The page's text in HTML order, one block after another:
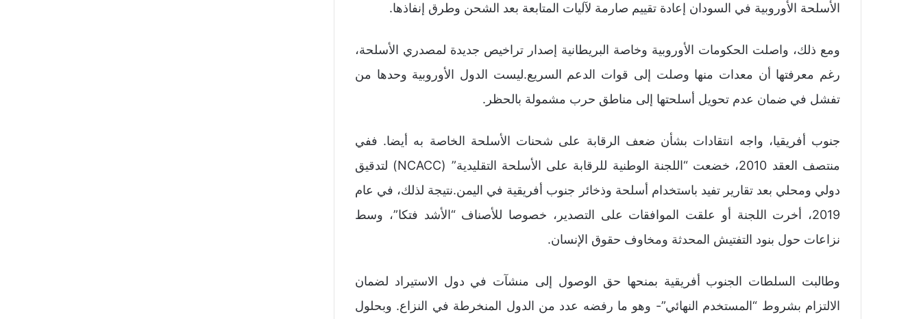
الأسلحة الأوروبية في السودان إعادة تقييم صارمة لآليات المتابعة بعد الشحن وطرق إنفاذها.
ومع ذلك، واصلت الحكومات الأوروبية وخاصة البريطانية إصدار تراخيص جديدة لمصدري الأسلحة،
رغم معرفتها أن معدات منها وصلت إلى قوات الدعم السريع.ليست الدول الأوروبية وحدها من
تفشل في ضمان عدم تحويل أسلحتها إلى مناطق حرب مشمولة بالحظر.
جنوب أفريقيا، واجه انتقادات بشأن ضعف الرقابة على شحنات الأسلحة الخاصة به أيضا. ففي
منتصف العقد 2010، خضعت “اللجنة الوطنية للرقابة على الأسلحة التقليدية” (NCACC) لتدقيق
دولي ومحلي بعد تقارير تفيد باستخدام أسلحة وذخائر جنوب أفريقية في اليمن.نتيجة لذلك، في عام
2019، أخرت اللجنة أو علقت الموافقات على التصدير، خصوصا للأصناف “الأشد فتكا”، وسط
نزاعات حول بنود التفتيش المحدثة ومخاوف حقوق الإنسان.
وطالبت السلطات الجنوب أفريقية بمنحها حق الوصول إلى منشآت في دول الاستيراد لضمان
الالتزام بشروط “المستخدم النهائي”- وهو ما رفضه عدد من الدول المنخرطة في النزاع. وبحلول